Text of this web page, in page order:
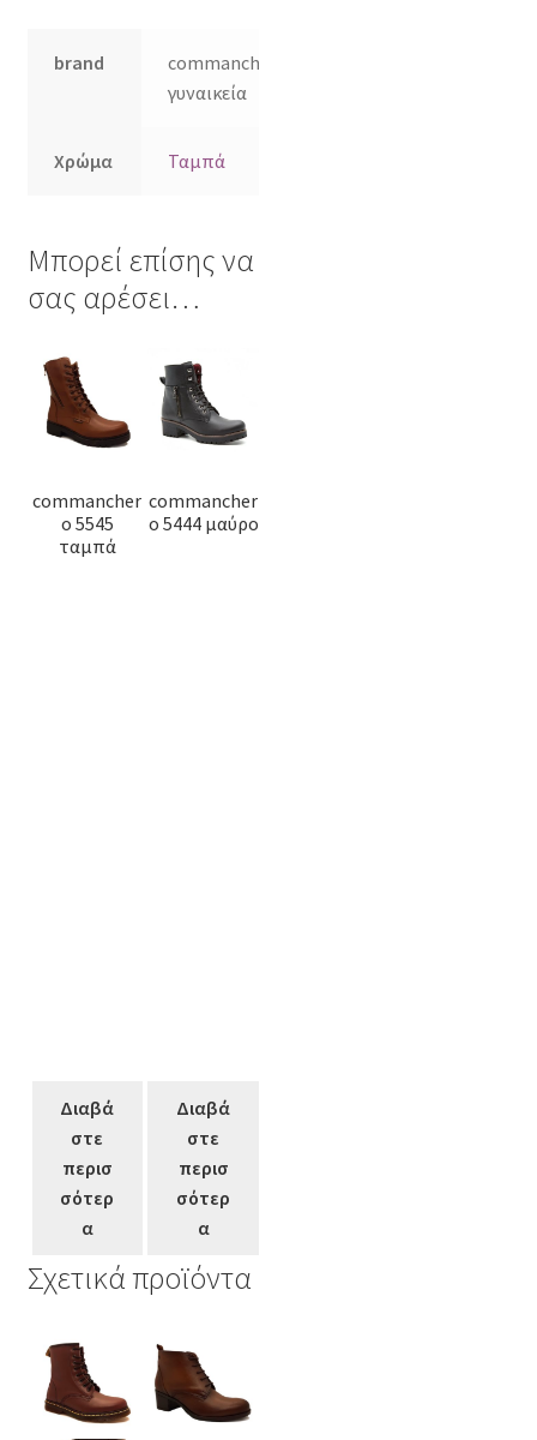
brand
commanchero
γυναικεία
Χρώμα Ταμπά
Μπορεί επίσης να
σας αρέσει…
commancher
o 5545
ταμπά
Διαβά
στε
περισ
σότερ
α
commancher
o 5444 μαύρο
Διαβά
στε
περισ
σότερ
α
Αυτό
το
προϊόν
Σχετικά προϊόντα
Αυτό
το
προϊόν
Αυτό
το
προϊόν